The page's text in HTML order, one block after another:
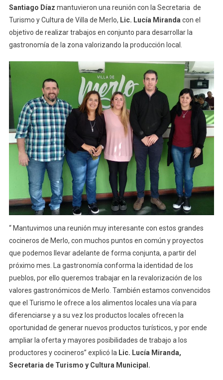
Santiago Díaz mantuvieron una reunión con la Secretaria de
Turismo y Cultura de Villa de Merlo, Lic. Lucía Mirandacon el
objetivo de realizar trabajos en conjunto para desarrollar la
gastronomía de la zona valorizando la producción local.
“ Mantuvimos una reunión muy interesante con estos grandes
cocineros de Merlo, con muchos puntos en común y proyectos
que podemos llevar adelante de forma conjunta, a partir del
próximo mes. La gastronomía conforma la identidad de los
pueblos, por ello queremos trabajar en la revalorización de los
valores gastronómicos de Merlo. También estamos convencidos
que el Turismo le ofrece a los alimentos locales una vía para
diferenciarse y a su vez los productos locales ofrecen la
oportunidad de generar nuevos productos turísticos, y por ende
ampliar la oferta y mayores posibilidades de trabajo a los
productores y cocineros” explicó la Lic. Lucía Miranda,
Secretaria de Turismo y Cultura Municipal.